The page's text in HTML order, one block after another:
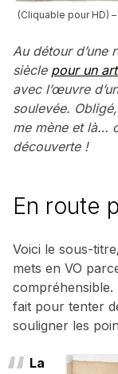
(Cliquable pour HD)
Au détour d’une
siècle pour un
avec l’œuvre
soulevée.
me mène et là…
découverte !
En route
Voici le sous-
mets en VO
compréhensible.
fait pour tenter
souligner les
La